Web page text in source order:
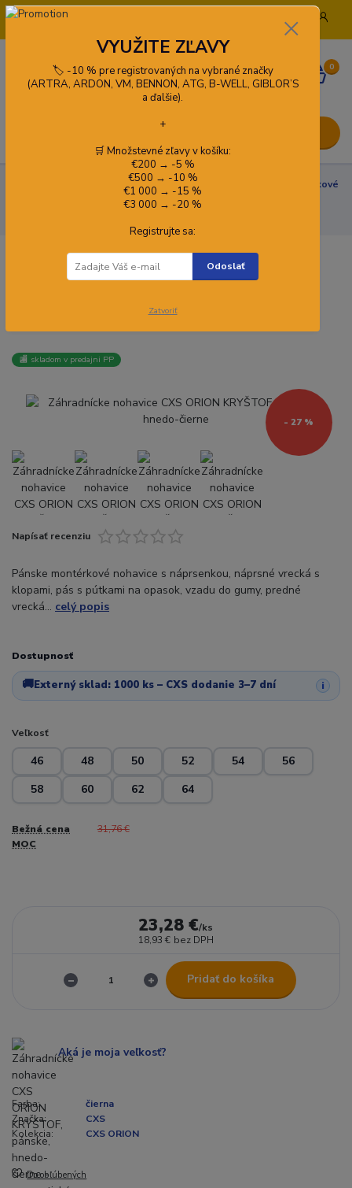
+421 908 772 919
0
0,00 €
Pracovné odevy - Montérky
Montérkové
Nohavice s náprsenkou
Záhradnícke nohavice CXS
Záhradnícke nohavice CXS ORION
1030-003-610-00
🏬 skladom v predajni PP
- 27 %
Napísať recenziu
Pánske montérkové nohavice s náprsenkou, náprsné vrecká s
klopami, pás s pútkami na opasok, vzadu do gumy, predné
vrecká... celý popis
Dostupnosť
🚚Externý sklad: 1000 ks – CXS dodanie 3–7 dní i
Veľkosť
46 48 50 52 54
56
58
60 62 64
Bežná cena
MOC
31,76 €
23,28 €/ks
18,93 € bez DPH
Pridať do košíka
Aká je moja veľkosť?
Farba:
čierna
Značka:
CXS
Kolekcia:
CXS ORION
Do obľúbených
VYUŽITE ZĽAVY
🏷️ -10 % pre registrovaných na vybrané značky
(ARTRA, ARDON, VM, BENNON, ATG, B-WELL, GIBLOR’S
a ďalšie).
+
🛒 Množstevné zľavy v košíku:
€200 → -5 %
€500 → -10 %
€1 000 → -15 %
€3 000 → -20 %
Registrujte sa:
Odoslať
Zatvoriť